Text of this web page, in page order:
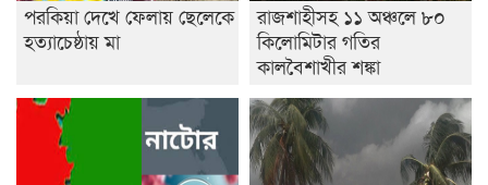
পরকিয়া দেখে ফেলায় ছেলেকে
হত্যাচেষ্ঠায় মা
রাজশাহীসহ ১১ অঞ্চলে ৮০
কিলোমিটার গতির
কালবৈশাখীর শঙ্কা